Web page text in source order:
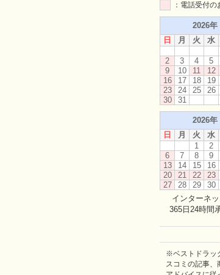
：電話受付の
2026年
日
月 火 水
2
3 4 5
9
10 11 12
16
17 18 19
23
24 25 26
30
31
2026年
日
月 火 水
1
2
6
7 8 9
13
14 15 16
20
21 22 23
27
28 29
30
インターネ
365日24時間
※ベストドラッ
スコミの記事、